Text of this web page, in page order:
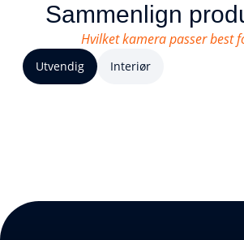
Sammenlign
Hvilket kamera passer best
Utvendig Interiør